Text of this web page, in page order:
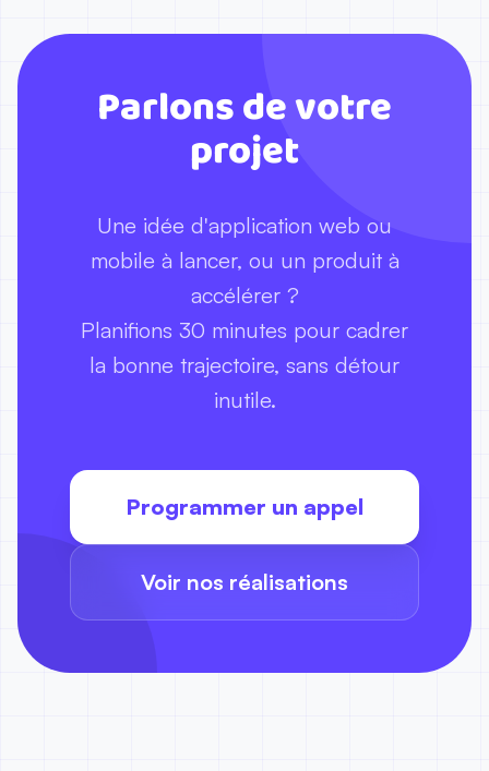
Parlons de votre
projet
Une idée d'application web ou
mobile à lancer, ou un produit à
accélérer ?
Planifions 30 minutes pour cadrer
la bonne trajectoire, sans détour
inutile.
Programmer un appel
Voir nos réalisations